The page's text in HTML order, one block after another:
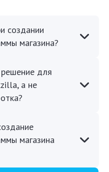
создании
магазина?
для
а не
магазина